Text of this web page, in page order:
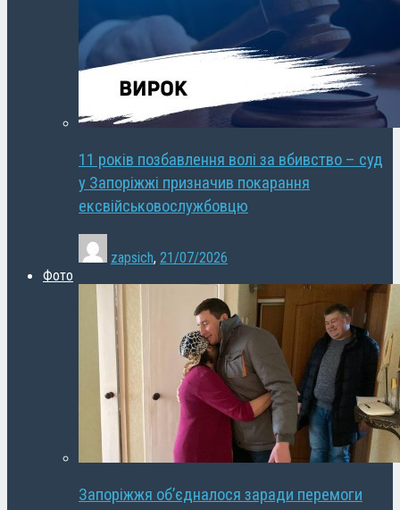
11 років позбавлення волі за вбивство – суд
у Запоріжжі призначив покарання
ексвійськовослужбовцю
zapsich, 21/07/2026
Фото
Запоріжжя об’єдналося заради перемоги